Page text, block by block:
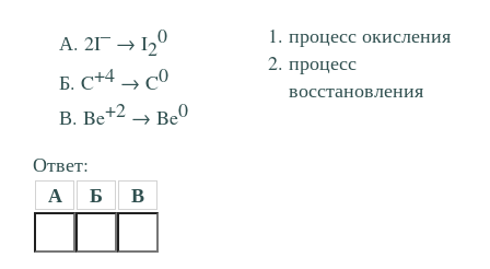
2I– → I20
C+4 → C0
Be+2 → Be0
процесс окисления
процесс
восстановления
Ответ:
А Б В